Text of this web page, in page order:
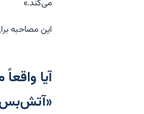
می‌کند.»
این مصاحبه
آیا